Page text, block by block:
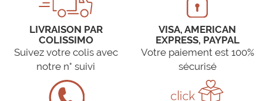
LIVRAISON PAR
COLISSIMO
Suivez votre colis avec
notre n° suivi
VISA, AMERICAN
EXPRESS, PAYPAL
Votre paiement est 100%
sécurisé